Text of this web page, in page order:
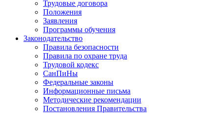
Трудовые договора
Положения
Заявления
Программы обучения
Законодательство
Правила безопасности
Правила по охране труда
Трудовой кодекс
СанПиНы
Федеральные законы
Информационные письма
Методические рекомендации
Постановления Правительства